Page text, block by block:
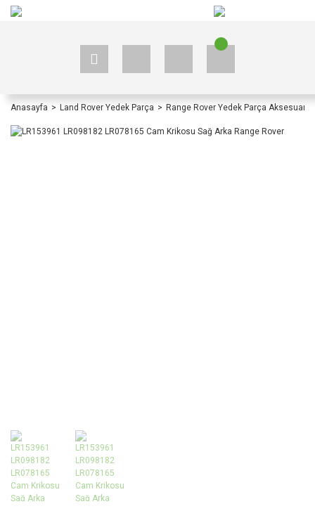
Anasayfa Land Rover Yedek Parça Range Rover Yedek Parça Aksesuar